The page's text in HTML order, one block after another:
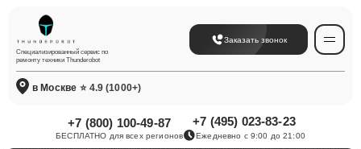
Специализированный сервис по
ремонту техники Thunderobot
Заказать звонок
в Москве ⭐ 4.9 (1000+)
+7 (800) 100-49-87
БЕСПЛАТНО для всех регионов
+7 (495) 023-83-23
Ежедневно с 9:00 до 21:00